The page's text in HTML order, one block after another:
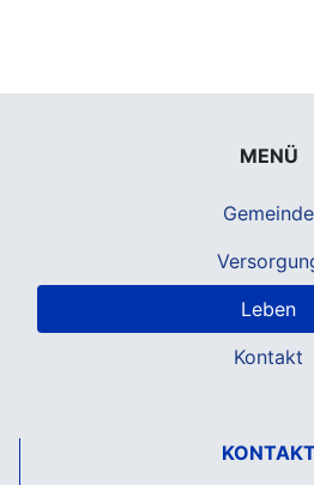
MENÜ
Gemeinde
Leben
Kontakt